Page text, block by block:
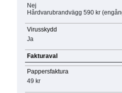
Nej
Hårdvarubrandvägg 590 kr
Virusskydd
Ja
Fakturaval
Pappersfaktura
49 kr